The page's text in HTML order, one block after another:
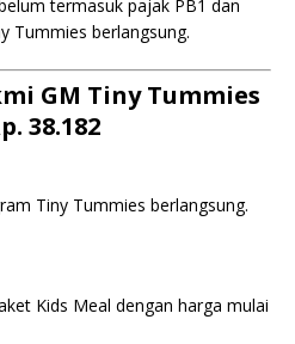
termasuk pajak PB1 dan
Tummies berlangsung.
GM Tiny Tummies
38.182
Tiny Tummies berlangsung.
Kids Meal dengan harga mulai